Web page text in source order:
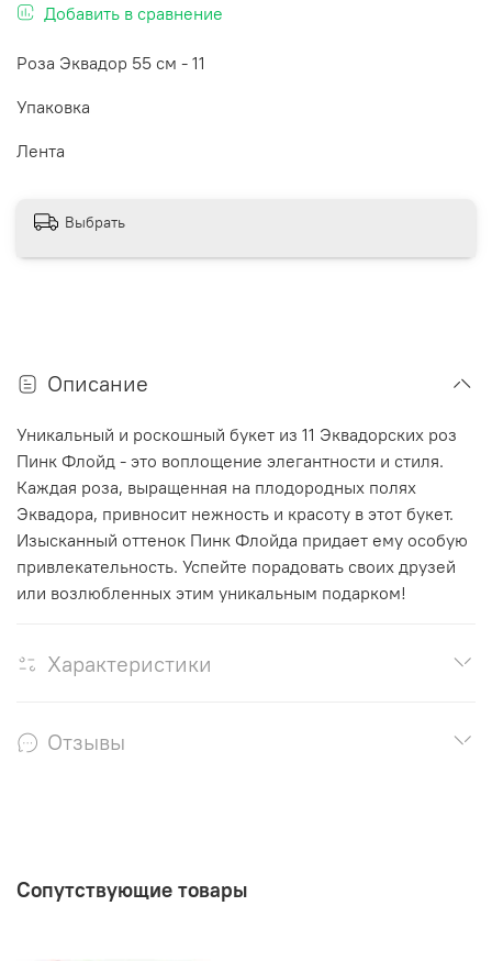
Добавить в сравнение
Роза Эквадор 55 см - 11
Упаковка
Лента
Выбрать
Описание
Уникальный и роскошный букет из 11 Эквадорских роз
Пинк Флойд - это воплощение элегантности и стиля.
Каждая роза, выращенная на плодородных полях
Эквадора, привносит нежность и красоту в этот букет.
Изысканный оттенок Пинк Флойда придает ему особую
привлекательность. Успейте порадовать своих друзей
или возлюбленных этим уникальным подарком!
Характеристики
Отзывы
Сопутствующие товары